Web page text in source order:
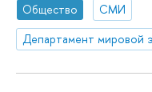
Общество
СМИ
Департамент мировой